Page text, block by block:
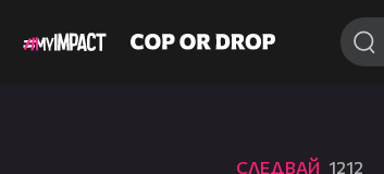
СЛЕДВАЙ 1212